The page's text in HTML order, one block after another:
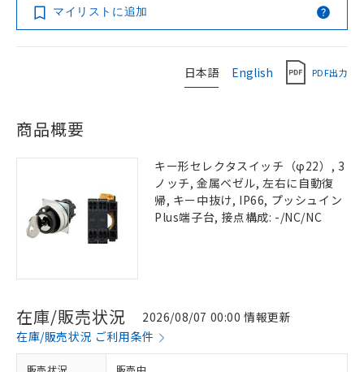
マイリストに追加
日本語 English PDF出力
商品概要
キー形セレクタスイッチ（φ22）, 3
ノッチ, 金属ベゼル, 左右に自動復
帰, キー中抜け, IP66, プッシュイン
Plus端子台, 接点構成: -/NC/NC
在庫/販売状況
2026/08/07 00:00 情報更新
在庫/販売状況 ご利用条件
販売状況 販売中